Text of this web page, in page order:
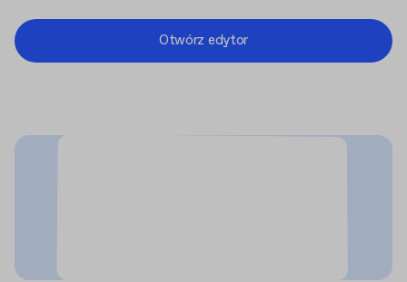
Otwórz edytor